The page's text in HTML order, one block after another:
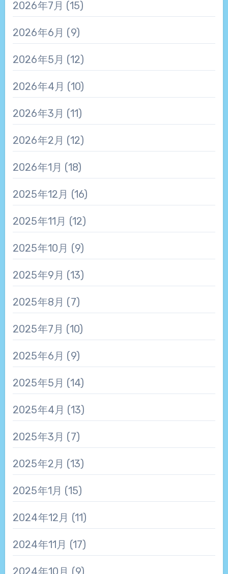
2026年7月 (15)
2026年6月 (9)
2026年5月 (12)
2026年4月 (10)
2026年3月 (11)
2026年2月 (12)
2026年1月 (18)
2025年12月 (16)
2025年11月 (12)
2025年10月 (9)
2025年9月 (13)
2025年8月 (7)
2025年7月 (10)
2025年6月 (9)
2025年5月 (14)
2025年4月 (13)
2025年3月 (7)
2025年2月 (13)
2025年1月 (15)
2024年12月 (11)
2024年11月 (17)
2024年10月 (9)